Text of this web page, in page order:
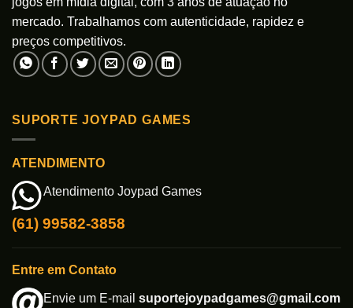
mercado. Trabalhamos com autenticidade, rapidez e
preços competitivos.
SUPORTE JOYPAD GAMES
ATENDIMENTO
Atendimento Joypad Games
(61) 99582-3858
Entre em Contato
Envie um E-mail suportejoypadgames@gmail.com